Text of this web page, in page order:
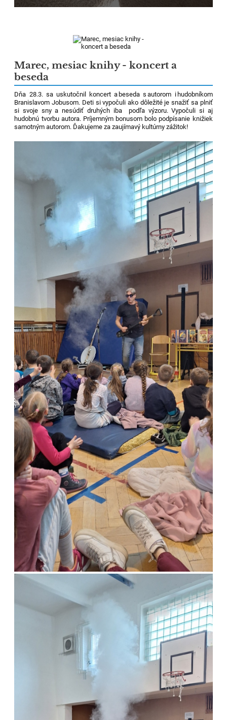
Marec, mesiac knihy - koncert a
beseda
Dňa 28.3. sa uskutočnil koncert a beseda s autorom i hudobníkom
BranislavomJobusom. Deti si vypočuli ako dôležité je snažiť sa plniť
sisvoje sny a nesúdiť druhých iba podľa výzoru. Vypočuli si aj
hudobnú tvorbu autora. Príjemným bonusom bolo podpísanie knižiek
samotným autorom. Ďakujeme za zaujímavý kultúrny zážitok!